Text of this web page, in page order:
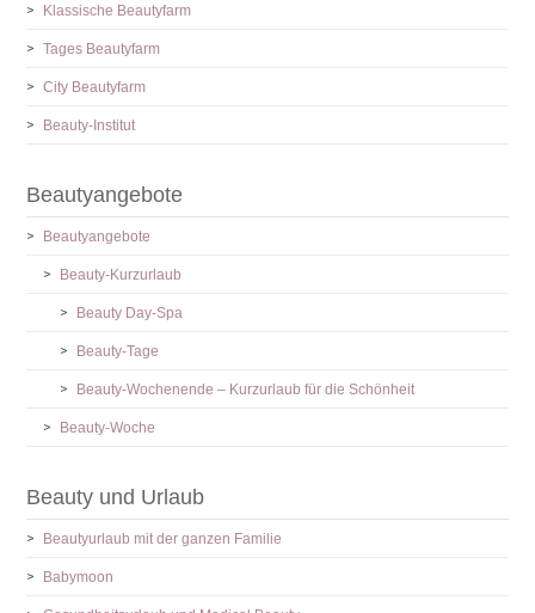
Klassische Beautyfarm
Tages Beautyfarm
City Beautyfarm
Beauty-Institut
Beautyangebote
Beautyangebote
Beauty-Kurzurlaub
Beauty Day-Spa
Beauty-Tage
Beauty-Wochenende – Kurzurlaub für die Schönheit
Beauty-Woche
Beauty und Urlaub
Beautyurlaub mit der ganzen Familie
Babymoon